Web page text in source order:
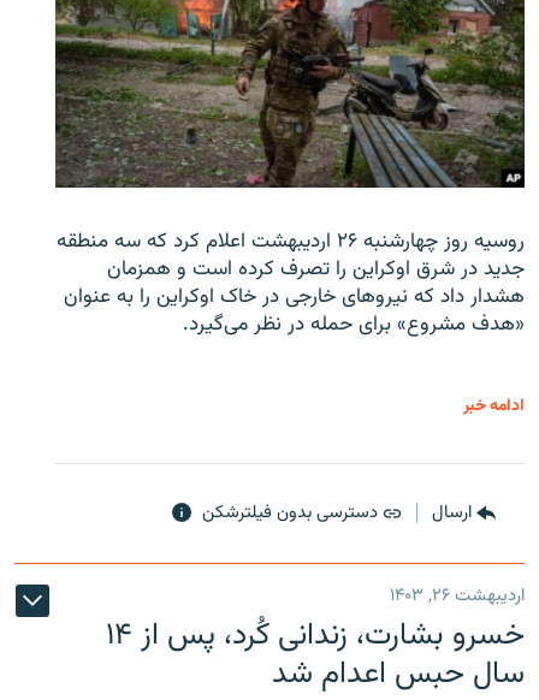
روسیه روز چهارشنبه ۲۶ اردیبهشت اعلام کرد که سه منطقه
جدید در شرق اوکراین را تصرف کرده است و همزمان
هشدار داد که نیروهای خارجی در خاک اوکراین را به عنوان
«هدف مشروع» برای حمله در نظر می‌گیرد.
ادامه خبر
ارسال دسترسی بدون فیلترشکن
اردیبهشت ۲۶, ۱۴۰۳
خسرو بشارت، زندانی کُرد، پس از ۱۴
سال حبس اعدام شد